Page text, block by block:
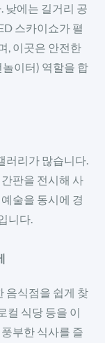
낮에는 길거리 공
스카이쇼가 펼
, 이곳은 안전한
이터) 역할을 합
러리가 많습니다.
판을 전시해 사
술을 동시에 경
니다.
음식점을 쉽게 찾
컬 식당 등을 이
부한 식사를 즐